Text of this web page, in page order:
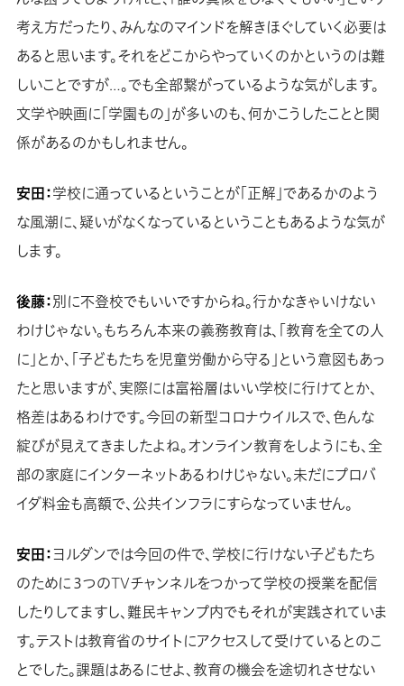
考え方だったり、みんなのマインドを解きほぐしていく必要は
あると思います。それをどこからやっていくのかというのは難
しいことですが…。でも全部繋がっているような気がします。
文学や映画に「学園もの」が多いのも、何かこうしたことと関
係があるのかもしれません。
安田：学校に通っているということが「正解」であるかのよう
な風潮に、疑いがなくなっているということもあるような気が
します。
後藤：別に不登校でもいいですからね。行かなきゃいけない
わけじゃない。もちろん本来の義務教育は、「教育を全ての人
に」とか、「子どもたちを児童労働から守る」という意図もあっ
たと思いますが、実際には富裕層はいい学校に行けてとか、
格差はあるわけです。今回の新型コロナウイルスで、色んな
綻びが見えてきましたよね。オンライン教育をしようにも、全
部の家庭にインターネットあるわけじゃない。未だにプロバ
イダ料金も高額で、公共インフラにすらなっていません。
安田：ヨルダンでは今回の件で、学校に行けない子どもたち
のために３つのTVチャンネルをつかって学校の授業を配信
したりしてますし、難民キャンプ内でもそれが実践されていま
す。テストは教育省のサイトにアクセスして受けているとのこ
とでした。課題はあるにせよ、教育の機会を途切れさせない